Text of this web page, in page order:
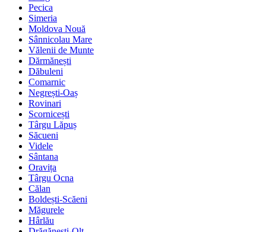
Pecica
Simeria
Moldova Nouă
Sânnicolau Mare
Vălenii de Munte
Dărmănești
Dăbuleni
Comarnic
Negrești-Oaș
Rovinari
Scornicești
Târgu Lăpuș
Săcueni
Videle
Sântana
Oravița
Târgu Ocna
Călan
Boldești-Scăeni
Măgurele
Hârlău